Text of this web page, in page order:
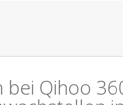
bei Qihoo